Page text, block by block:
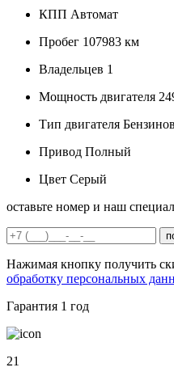
КПП Автомат
Пробег 107983 км
Владельцев 1
Мощность двигателя
Тип двигателя
Привод Полный
Цвет Серый
оставьте номер и наш
Нажимая кнопку получить
обработку персональных
Гарантия 1 год
21